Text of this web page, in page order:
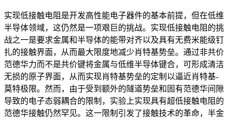
实现低接触电阻是开发高性能电子器件的基本前提，但在低维
半导体领域，这仍然是一项艰巨的挑战。实现低接触电阻的挑
战之一是要求金属和半导体的能带对齐以及具有无费米能级钉
扎的接触界面，从而最大限度地减少肖特基势垒。通过非共价
范德华力而不是共价键将金属与低维半导体键合，可形成清洁
无损的原子界面，从而实现肖特基势垒的定制以逼近肖特基-
莫特极限。然而，由于受到额外的隧道势垒和固有范德华间隙
导致的电子态弱耦合的限制，实验上实现具有超低接触电阻的
范德华接触仍然罕见。这一限制引发了接触技术的革命，半金